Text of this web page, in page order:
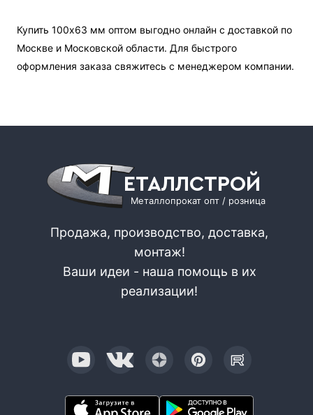
Купить 100х63 мм оптом выгодно онлайн с доставкой по
Москве и Московской области. Для быстрого
оформления заказа свяжитесь с менеджером компании.
ЕТАЛЛСТРОЙ
Металлопрокат опт / розница
Продажа, производство, доставка,
монтаж!
Ваши идеи - наша помощь в их
реализации!